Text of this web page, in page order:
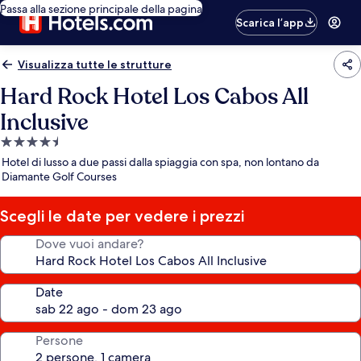
Passa alla sezione principale della pagina
Scarica l’app
Visualizza tutte le strutture
Hard Rock Hotel Los Cabos All
Inclusive
Struttura
a
4.5
stelle
Hotel di lusso a due passi dalla spiaggia con spa, non lontano da
Diamante Golf Courses
Scegli le date per vedere i prezzi
Dove vuoi andare?
Date
Persone